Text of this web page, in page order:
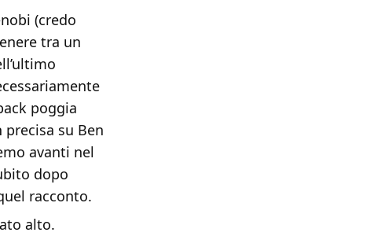
(credo
tra un
poggia
su Ben
avanti nel
dopo
racconto.
alto.